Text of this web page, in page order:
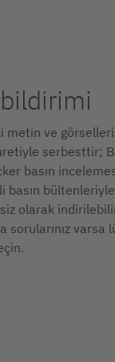
metin ve
serbesttir;
basın
basın
olarak
sorularınız varsa